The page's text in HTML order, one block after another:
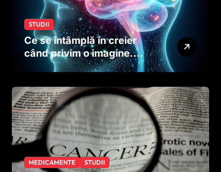
STUDII
Ce se întâmplă în creier
când privim o imagine.
Studiul care explică rolul
MEDICAMENTE STUDII